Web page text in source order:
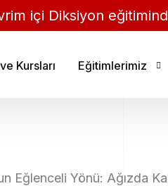
içi Diksiyon
Kursları Eğitimlerimiz
Eğlenceli Yönü: Ağızda